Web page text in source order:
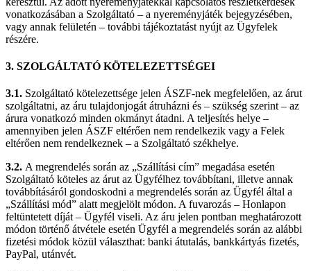
vonatkozásában a Szolgáltató – a nyereményjáték bejegyzésében,
vagy annak felületén – további tájékoztatást nyújt az Ügyfelek
részére.
3. SZOLGÁLTATÓ KÖTELEZETTSÉGEI
3.1. Szolgáltató kötelezettsége jelen ÁSZF-nek megfelelően, az árut
szolgáltatni, az áru tulajdonjogát átruházni és – szükség szerint – az
árura vonatkozó minden okmányt átadni. A teljesítés helye –
amennyiben jelen ÁSZF eltérően nem rendelkezik vagy a Felek
eltérően nem rendelkeznek – a Szolgáltató székhelye.
3.2. A megrendelés során az „Szállítási cím” megadása esetén
Szolgáltató köteles az árut az Ügyfélhez továbbítani, illetve annak
továbbításáról gondoskodni a megrendelés során az Ügyfél által a
„Szállítási mód” alatt megjelölt módon. A fuvarozás – Honlapon
feltüntetett díját – Ügyfél viseli. Az áru jelen pontban meghatározott
módon történő átvétele esetén Ügyfél a megrendelés során az alábbi
fizetési módok közül választhat: banki átutalás, bankkártyás fizetés,
PayPal, utánvét.